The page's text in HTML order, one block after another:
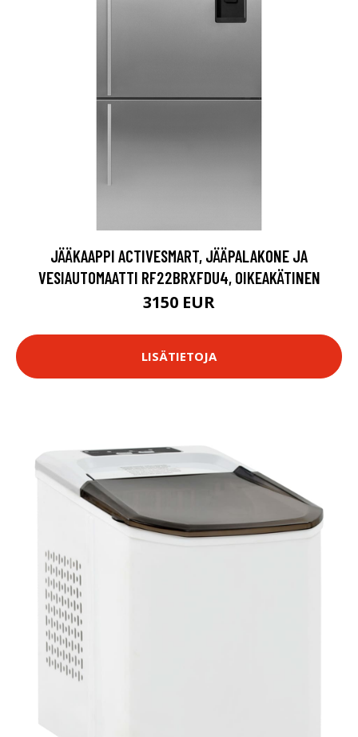
JÄÄKAAPPI ACTIVESMART, JÄÄPALAKONE JA
VESIAUTOMAATTI RF22BRXFDU4, OIKEAKÄTINEN
3150 EUR
LISÄTIETOJA